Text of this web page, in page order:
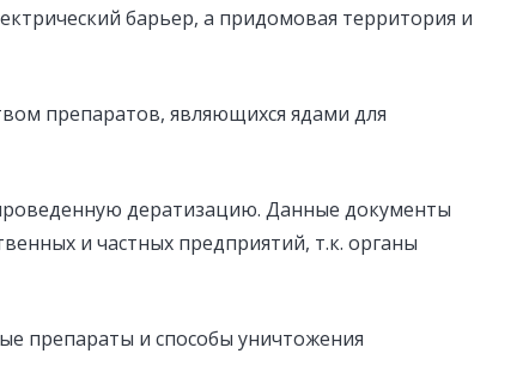
барьер, а придомовая территория и
препаратов, являющихся ядами для
дератизацию. Данные документы
и частных предприятий, т.к. органы
препараты и способы уничтожения